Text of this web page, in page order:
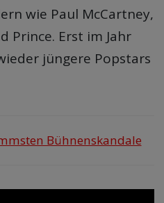
wie Paul McCartney,
Prince. Erst im Jahr
jüngere Popstars
Bühnenskandale